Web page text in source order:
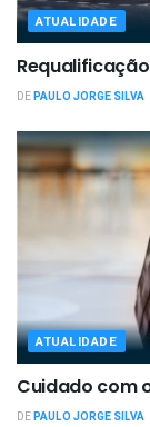
ATUALIDADE
DEPAULO JORGE SILVA
ATUALIDADE
Cuidado com
DEPAULO JORGE SILVA